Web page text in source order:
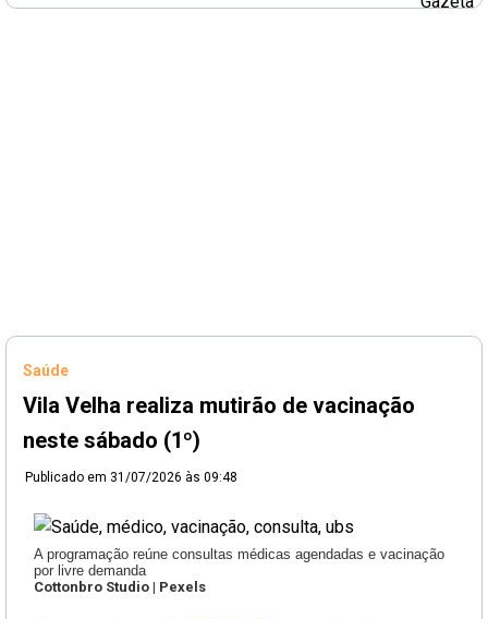
Saúde
Vila Velha realiza mutirão de vacinação
neste sábado (1º)
Publicado em 31/07/2026 às 09:48
A programação reúne consultas médicas agendadas e vacinação
por livre demanda
Cottonbro Studio | Pexels